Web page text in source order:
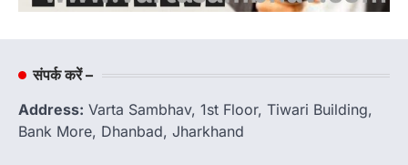
संपर्क करें –
Address: Varta Sambhav, 1st Floor, Tiwari Building,
Bank More, Dhanbad, Jharkhand